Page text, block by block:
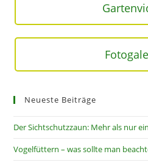
Neueste Beiträge
Der Sichtschutzzaun: Mehr als nur
Vogelfüttern – was sollte man